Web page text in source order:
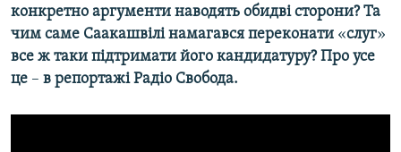
конкретно аргументи наводять обидві сторони? Та
чим саме Саакашвілі намагався переконати «​слуг»​
все ж таки підтримати його кандидатуру? Про усе
це –​ в репортажі Радіо Свобода.